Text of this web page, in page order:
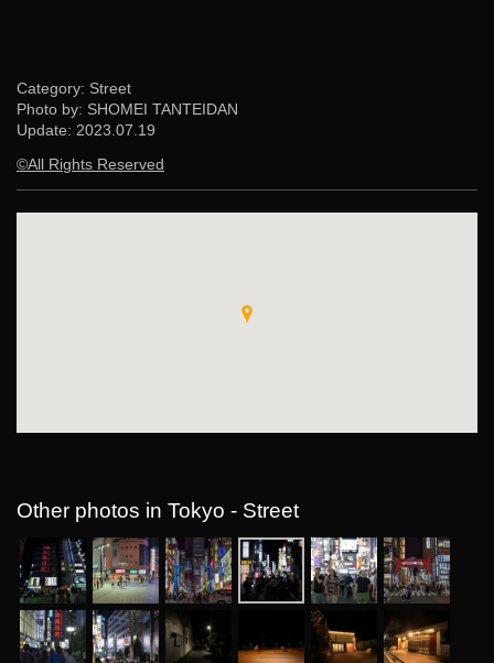
Category: Street
Photo by: SHOMEI TANTEIDAN
Update: 2023.07.19
©All Rights Reserved
Other photos in Tokyo - Street